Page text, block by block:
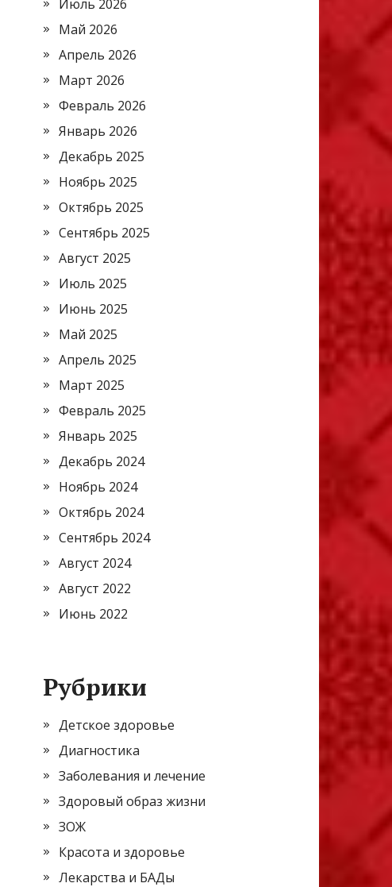
Июль 2026
Май 2026
Апрель 2026
Март 2026
Февраль 2026
Январь 2026
Декабрь 2025
Ноябрь 2025
Октябрь 2025
Сентябрь 2025
Август 2025
Июль 2025
Июнь 2025
Май 2025
Апрель 2025
Март 2025
Февраль 2025
Январь 2025
Декабрь 2024
Ноябрь 2024
Октябрь 2024
Сентябрь 2024
Август 2024
Август 2022
Июнь 2022
Рубрики
Детское здоровье
Диагностика
Заболевания и лечение
Здоровый образ жизни
ЗОЖ
Красота и здоровье
Лекарства и БАДы